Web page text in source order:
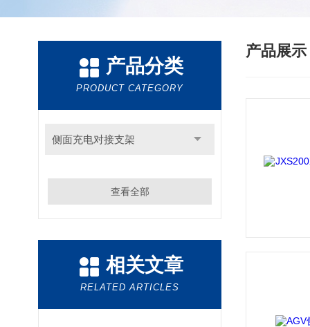
产品分类
PRODUCT CATEGORY
侧面充电对接支架
查看全部
相关文章
RELATED ARTICLES
产品展示